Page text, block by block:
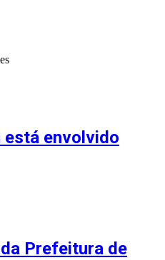
está envolvido
Prefeitura de